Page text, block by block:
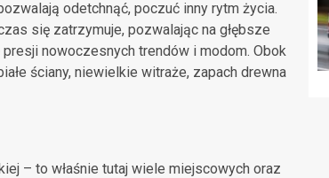
odetchnąć, poczuć inny rytm życia.
się zatrzymuje, pozwalając na głębsze
nowoczesnych trendów i modom. Obok
ściany, niewielkie witraże, zapach drewna
– to właśnie tutaj wiele miejscowych oraz